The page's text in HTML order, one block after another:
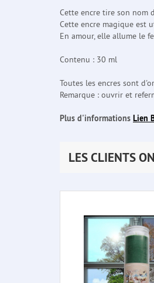
Cette encre tire son nom
Cette encre magique est
En amour, elle allume le
Contenu : 30 ml
Toutes les encres sont
Remarque : ouvrir et
Plus d'informations Lien
LES CLIENTS